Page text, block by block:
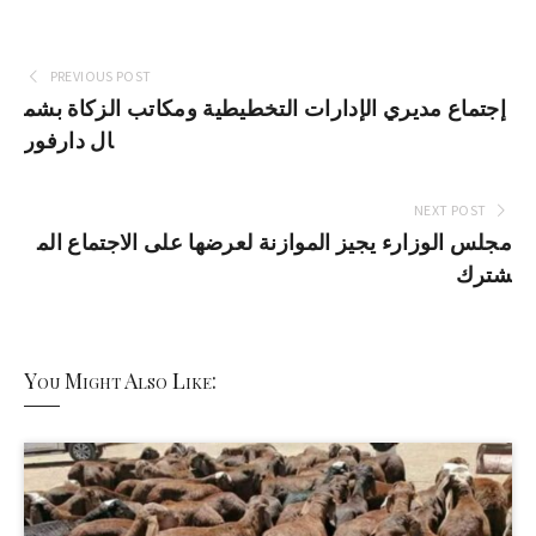
PREVIOUS POST
إجتماع مديري الإدارات التخطيطية ومكاتب الزكاة بشم
ال دارفور
NEXT POST
مجلس الوزارء يجيز الموازنة لعرضها على الاجتماع الم
شترك
You Might Also Like: